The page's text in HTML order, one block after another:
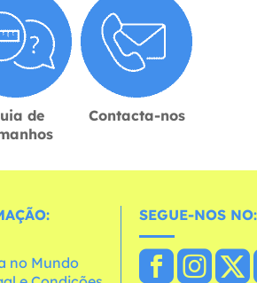
de
Contacta-nos
no Mundo
SEGUE-NOS NO: